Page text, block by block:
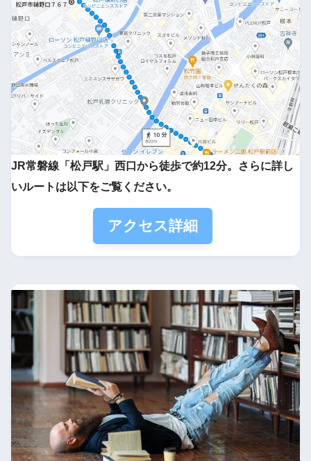
JR常磐線「松戸駅」西口から徒歩で約12分。さらに詳し
いルートは以下をご覧ください。
アクセス詳細